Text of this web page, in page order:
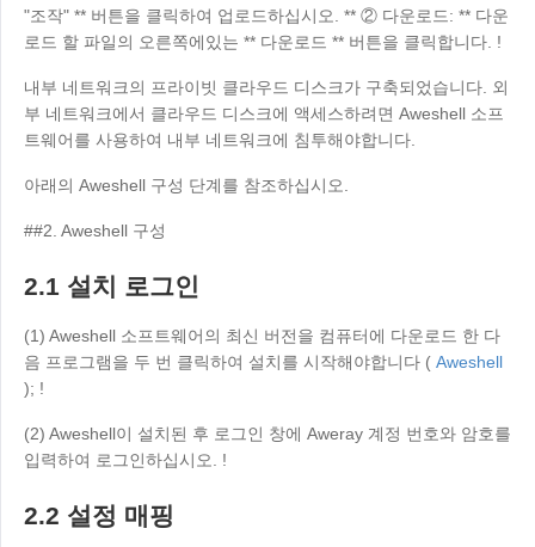
Belgien
English
North America
English English
México
South America
Colombia
Argentina Venezuela
"조작" ** 버튼을 클릭하여 업로드하십시오. ** ② 다운로드: ** 다운
로드 할 파일의 오른쪽에있는 ** 다운로드 ** 버튼을 클릭합니다. !
내부 네트워크의 프라이빗 클라우드 디스크가 구축되었습니다. 외
부 네트워크에서 클라우드 디스크에 액세스하려면 Aweshell 소프
트웨어를 사용하여 내부 네트워크에 침투해야합니다.
아래의 Aweshell 구성 단계를 참조하십시오.
##2. Aweshell 구성
2.1 설치 로그인
(1) Aweshell 소프트웨어의 최신 버전을 컴퓨터에 다운로드 한 다
음 프로그램을 두 번 클릭하여 설치를 시작해야합니다 ( Aweshell
); !
(2) Aweshell이 설치된 후 로그인 창에 Aweray 계정 번호와 암호를
입력하여 로그인하십시오. !
2.2 설정 매핑